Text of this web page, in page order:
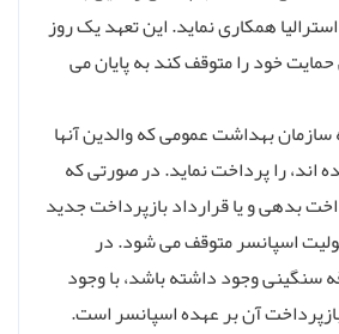
همکاری نماید. این تعهد یک روز
خود را متوقف کند به پایان می
بهداشت عمومی که والدین آنها
اند، را پرداخت نماید. در صورتی که
بدهی و یا قرارداد بازپرداخت جدید
اسپانسر متوقف می شود. در
وجود داشته باشد، با وجود
آن بر عهده اسپانسر است.